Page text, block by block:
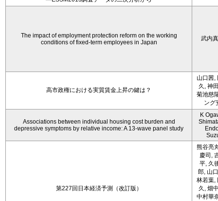
The impact of employment protection reform on the working
conditions of fixed-term employees in Japan
武内
高市政権における実質賃金上昇の鍵は？
山口茜,
久, 神
菊池慈
ング
Associations between individual housing cost burden and
depressive symptoms by relative income: A 13-wave panel study
K
第227回日本経済予測（改訂版）
熊谷亮
慶司,
平, 久
郎, 山
林若葉,
久, 畑
中村華